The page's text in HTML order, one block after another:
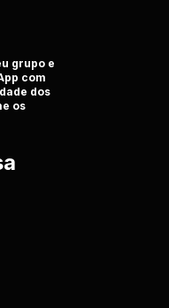
grupo e
com
dos
os